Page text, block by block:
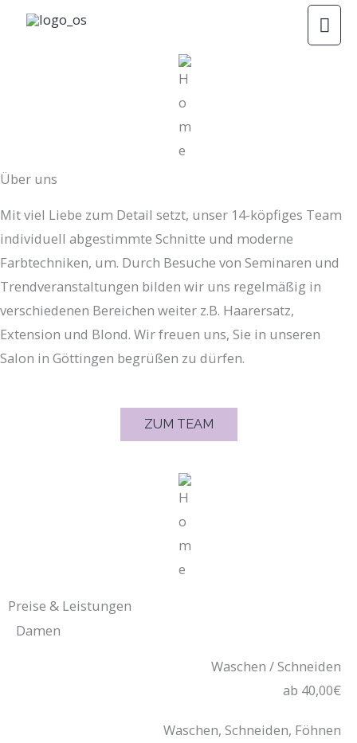
Zum
Über uns
Mit viel Liebe zum Detail setzt, unser 14-köpfiges Team
individuell abgestimmte Schnitte und moderne
Farbtechniken, um. Durch Besuche von Seminaren und
Trendveranstaltungen bilden wir uns regelmäßig in
verschiedenen Bereichen weiter z.B. Haarersatz,
Extension und Blond. Wir freuen uns, Sie in unseren
Salon in Göttingen begrüßen zu dürfen.
ZUM TEAM
Preise & Leistungen
Damen
Waschen / Schneiden
ab 40,00€
Waschen, Schneiden, Föhnen